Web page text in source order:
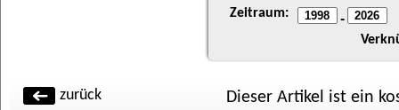
Zeitraum: -
zurück Dieser Artikel ist ein